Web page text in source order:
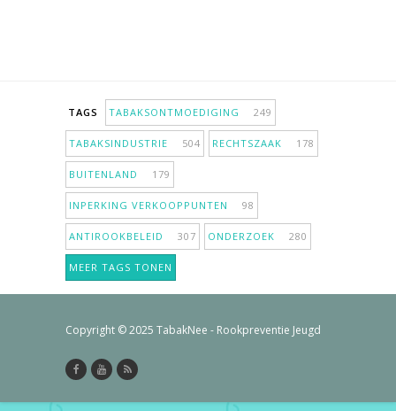
TAGS TABAKSONTMOEDIGING 249
TABAKSINDUSTRIE 504 RECHTSZAAK 178
BUITENLAND 179
INPERKING VERKOOPPUNTEN 98
ANTIROOKBELEID 307 ONDERZOEK 280
MEER TAGS TONEN
Copyright © 2025 TabakNee - Rookpreventie Jeugd